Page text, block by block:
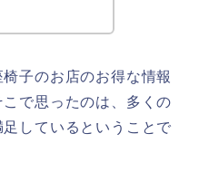
子のお店のお得な情報
で思ったのは、多くの
しているということで